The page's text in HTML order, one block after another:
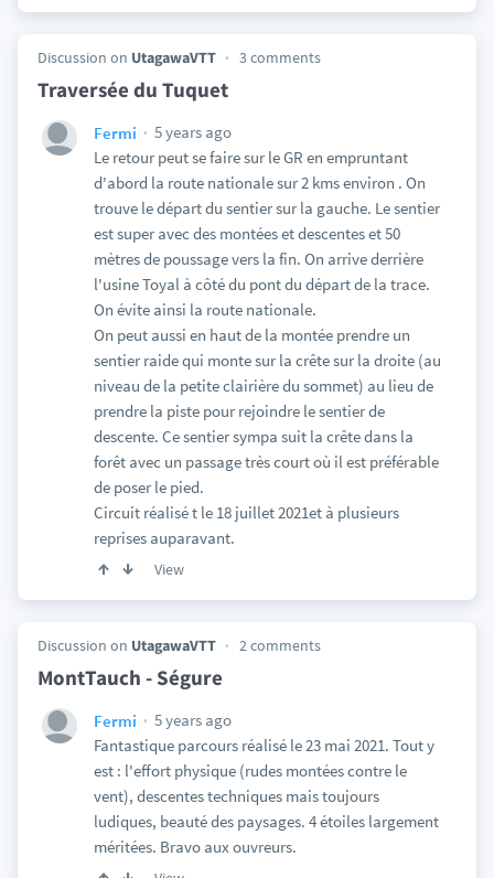
Discussion on UtagawaVTT 3 comments
Traversée du Tuquet
Fermi
5 years ago
Le retour peut se faire sur le GR en empruntant
d'abord la route nationale sur 2 kms environ . On
trouve le départ du sentier sur la gauche. Le sentier
est super avec des montées et descentes et 50
mètres de poussage vers la fin. On arrive derrière
l'usine Toyal à côté du pont du départ de la trace.
On évite ainsi la route nationale.
On peut aussi en haut de la montée prendre un
sentier raide qui monte sur la crête sur la droite (au
niveau de la petite clairière du sommet) au lieu de
prendre la piste pour rejoindre le sentier de
descente. Ce sentier sympa suit la crête dans la
forêt avec un passage très court où il est préférable
de poser le pied.
Circuit réalisé t le 18 juillet 2021et à plusieurs
reprises auparavant.
View
Discussion on UtagawaVTT 2 comments
MontTauch - Ségure
Fermi
5 years ago
Fantastique parcours réalisé le 23 mai 2021. Tout y
est : l'effort physique (rudes montées contre le
vent), descentes techniques mais toujours
ludiques, beauté des paysages. 4 étoiles largement
méritées. Bravo aux ouvreurs.